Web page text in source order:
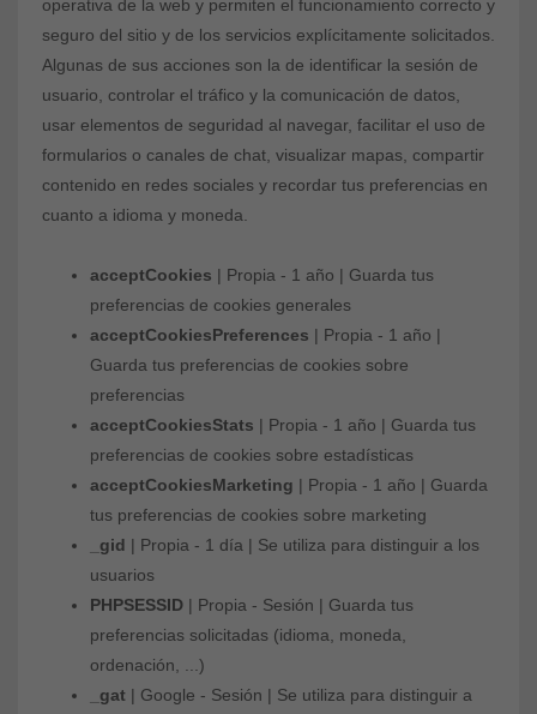
operativa de la web y permiten el funcionamiento correcto y
seguro del sitio y de los servicios explícitamente solicitados.
Algunas de sus acciones son la de identificar la sesión de
usuario, controlar el tráfico y la comunicación de datos,
usar elementos de seguridad al navegar, facilitar el uso de
formularios o canales de chat, visualizar mapas, compartir
contenido en redes sociales y recordar tus preferencias en
cuanto a idioma y moneda.
acceptCookies | Propia - 1 año | Guarda tus
preferencias de cookies generales
acceptCookiesPreferences | Propia - 1 año |
Guarda tus preferencias de cookies sobre
preferencias
acceptCookiesStats | Propia - 1 año | Guarda tus
preferencias de cookies sobre estadísticas
acceptCookiesMarketing | Propia - 1 año | Guarda
tus preferencias de cookies sobre marketing
_gid | Propia - 1 día | Se utiliza para distinguir a los
usuarios
PHPSESSID | Propia - Sesión | Guarda tus
preferencias solicitadas (idioma, moneda,
ordenación, ...)
_gat | Google - Sesión | Se utiliza para distinguir a